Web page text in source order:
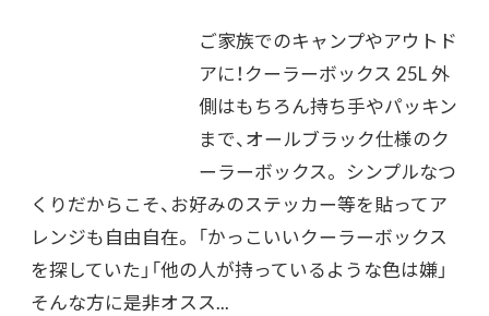
ご家族でのキャンプやアウトド
アに！クーラーボックス 25L 外
側はもちろん持ち手やパッキン
まで、オールブラック仕様のク
ーラーボックス。 シンプルなつ
くりだからこそ、お好みのステッカー等を貼ってア
レンジも自由自在。 「かっこいいクーラーボックス
を探していた」「他の人が持っているような色は嫌」
そんな方に是非オスス...